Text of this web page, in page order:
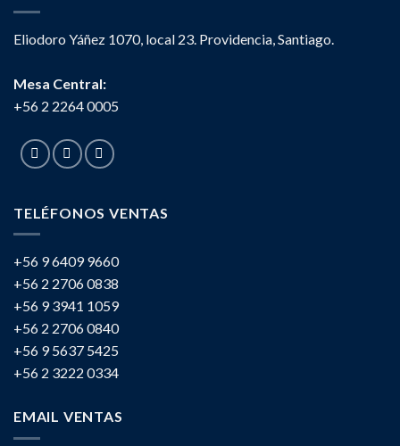
Eliodoro Yáñez 1070, local 23. Providencia, Santiago.
Mesa Central:
+56 2 2264 0005
TELÉFONOS VENTAS
+56 9 6409 9660
+56 2 2706 0838
+56 9 3941 1059
+56 2 2706 0840
+56 9 5637 5425
+56 2 3222 0334
EMAIL VENTAS